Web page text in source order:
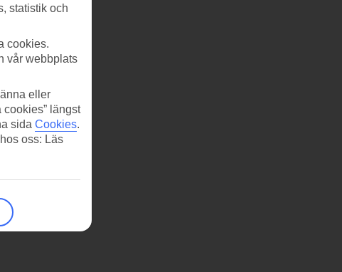
statistik och
cookies.
vår webbplats
eller
längst
sida Cookies.
oss: Läs